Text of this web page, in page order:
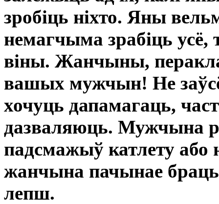
зробіць ніхто. Яны
немагчыма зрабіць
віны. Жанчыны,
вашых мужчын! Не
хочуць дапамагаць,
дазваляюць. Мужчына
падсмажыў катлету або
жанчына пачынае браць
лепш.